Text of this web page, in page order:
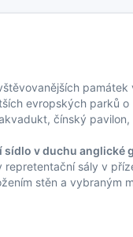
evropských parků
čínský pavilon,
sídlo v duchu anglické
repretentační sály v
stěn a vybraným